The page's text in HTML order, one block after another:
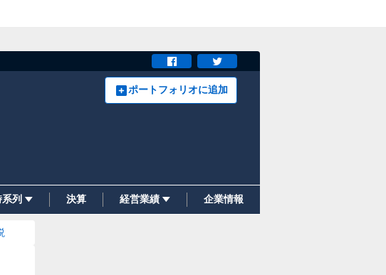
ポートフォリオに追加
系列 決算 経営業績 企業情報